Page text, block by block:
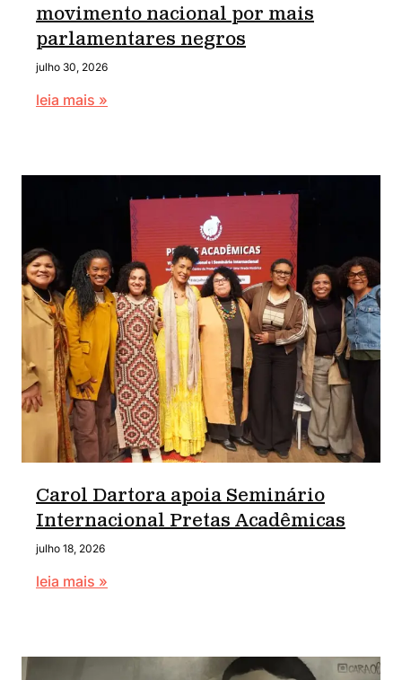
movimento nacional por mais
parlamentares negros
julho 30, 2026
leia mais »
Carol Dartora apoia Seminário
Internacional Pretas Acadêmicas
julho 18, 2026
leia mais »